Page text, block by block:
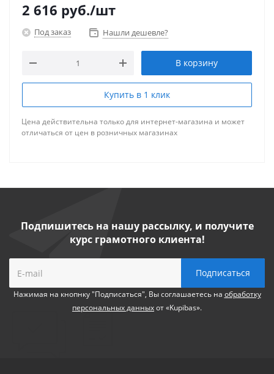
2 616 руб./шт
Под заказ Нашли дешевле?
В корзину
Купить в 1 клик
Цена действительна только для интернет-магазина и может
отличаться от цен в розничных магазинах
Подпишитесь на нашу рассылку, и получите
курс грамотного клиента!
Нажимая на кнопнку "Подписаться", Вы соглашаетесь на обработку
персональных данныхот «Kupibas».